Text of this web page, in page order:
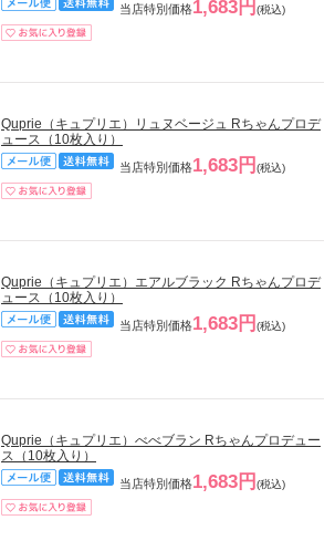
当店特別価格1,683円 (税込)
Quprie（キュプリエ）リュヌベージュ Rちゃんプロデ
ュース（10枚入り）
当店特別価格1,683円 (税込)
Quprie（キュプリエ）エアルブラック Rちゃんプロデ
ュース（10枚入り）
当店特別価格1,683円 (税込)
Quprie（キュプリエ）べべブラン Rちゃんプロデュー
ス（10枚入り）
当店特別価格1,683円 (税込)